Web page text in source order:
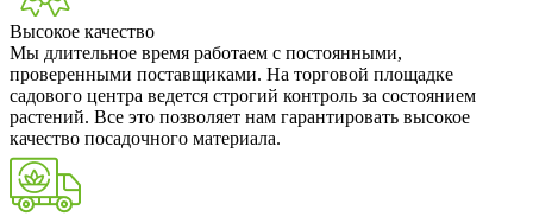
Высокое качество
Мы длительное время работаем с постоянными,
проверенными поставщиками. На торговой площадке
садового центра ведется строгий контроль за состоянием
растений. Все это позволяет нам гарантировать высокое
качество посадочного материала.